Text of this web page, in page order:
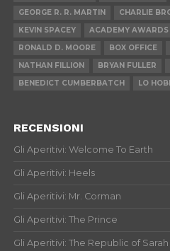
GEORGE R. R. MARTIN
CHARLIE
KEVIN SPACEY
ACADEMY AWARDS
RONALD D. MOORE
BOX OFFICE
NATHAN FILLION
BRYAN FULLER
BENEDICT CUMBERBATCH
LO
RECENSIONI
Gli Aperitivi: Welcome To Earth
Gli Aperitivi: Heels
Gli Aperitivi: Mr. Corman
Gli Aperitivi: The Prince
Gli Aperitivi: The Republic of Sarah